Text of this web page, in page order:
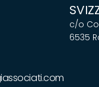
c/o
6535